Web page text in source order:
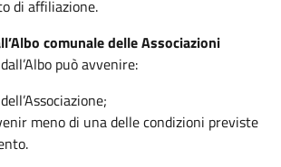
di affiliazione.
comunale delle Associazioni
può avvenire:
meno di una delle condizioni previste